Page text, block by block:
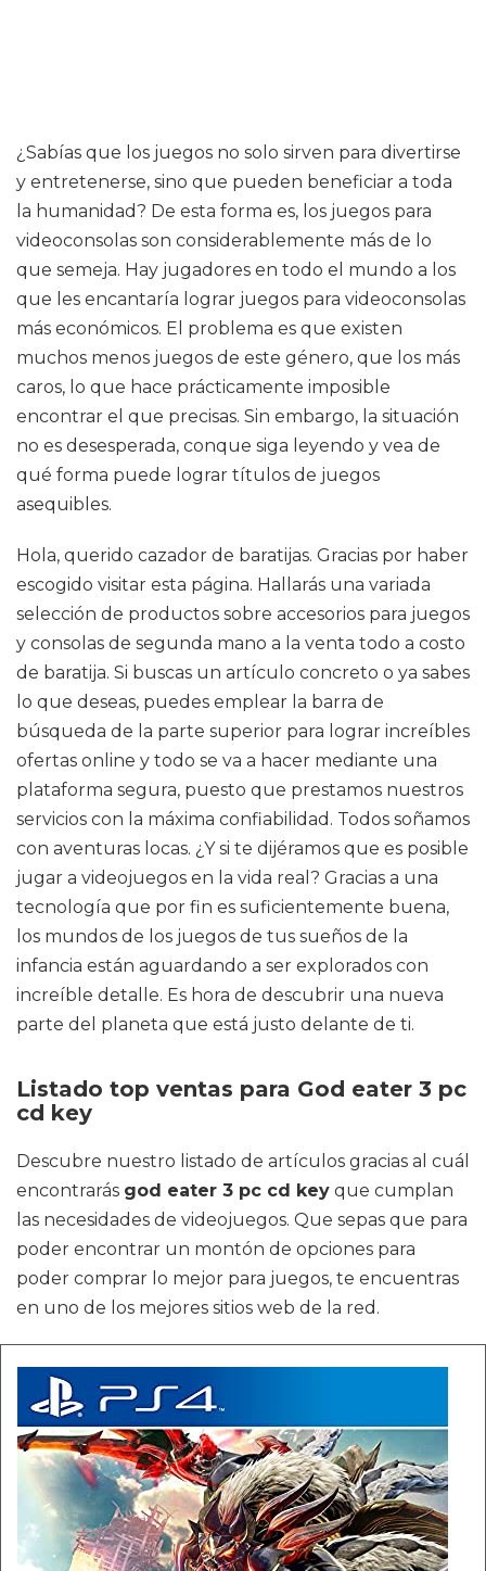
¿Sabías que los juegos no solo sirven para divertirse
y entretenerse, sino que pueden beneficiar a toda
la humanidad? De esta forma es, los juegos para
videoconsolas son considerablemente más de lo
que semeja. Hay jugadores en todo el mundo a los
que les encantaría lograr juegos para videoconsolas
más económicos. El problema es que existen
muchos menos juegos de este género, que los más
caros, lo que hace prácticamente imposible
encontrar el que precisas. Sin embargo, la situación
no es desesperada, conque siga leyendo y vea de
qué forma puede lograr títulos de juegos
asequibles.
Hola, querido cazador de baratijas. Gracias por haber
escogido visitar esta página. Hallarás una variada
selección de productos sobre accesorios para juegos
y consolas de segunda mano a la venta todo a costo
de baratija. Si buscas un artículo concreto o ya sabes
lo que deseas, puedes emplear la barra de
búsqueda de la parte superior para lograr increíbles
ofertas online y todo se va a hacer mediante una
plataforma segura, puesto que prestamos nuestros
servicios con la máxima confiabilidad. Todos soñamos
con aventuras locas. ¿Y si te dijéramos que es posible
jugar a videojuegos en la vida real? Gracias a una
tecnología que por fin es suficientemente buena,
los mundos de los juegos de tus sueños de la
infancia están aguardando a ser explorados con
increíble detalle. Es hora de descubrir una nueva
parte del planeta que está justo delante de ti.
Listado top ventas para God eater 3 pc
cd key
Descubre nuestro listado de artículos gracias al cuál
encontrarás god eater 3 pc cd key que cumplan
las necesidades de videojuegos. Que sepas que para
poder encontrar un montón de opciones para
poder comprar lo mejor para juegos, te encuentras
en uno de los mejores sitios web de la red.